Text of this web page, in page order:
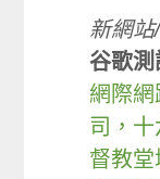
新網
谷歌
網際
司，
督教